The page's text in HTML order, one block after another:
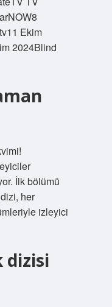
Ekim
2024Blind
İlk bölümü
her
izleyici
dizisi